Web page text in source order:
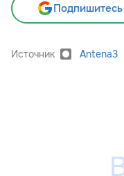
Источник Antena3